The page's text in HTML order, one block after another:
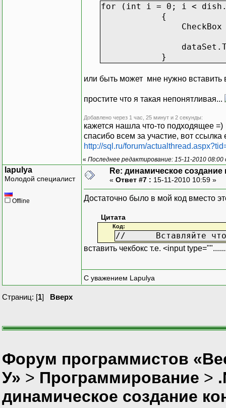
for (int i = 0; i <
{
CheckBox cb =
}
или быть может мне нужно вставить
простите что я такая непонятливая...
Добавлено через 1 час, 25 минут и 2 секунды:
кажется нашла что-то подходящее =)
спасибо всем за участие, вот
http://sql.ru/forum/
« Последнее редактирование: 15-11-2010 08:00
lapulya
Молодой специалист
Offline
Re: динамическое создание
« Ответ #7 : 15-11-2010 10:59 »
Достаточно было в мой код вместо
Цитата
Код:
// Вставляйте
вставить чекбокс т.е. <input
С уважением Lapulya
Страниц: [1] Вверх
Форум программистов
У» > Программирование >
динамическое создание